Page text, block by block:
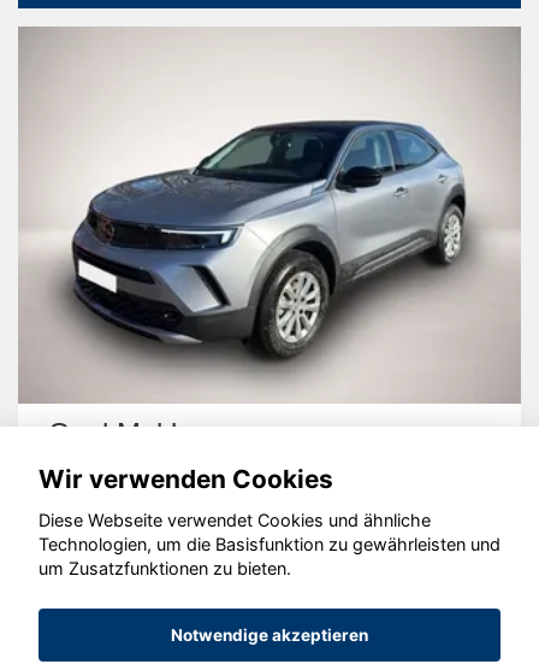
Opel Mokka
© konjunkturmotor.de GmbH 2020 - 2026
Wir verwenden Cookies
Diese Webseite verwendet Cookies und ähnliche
Technologien, um die Basisfunktion zu gewährleisten und
um Zusatzfunktionen zu bieten.
Notwendige akzeptieren